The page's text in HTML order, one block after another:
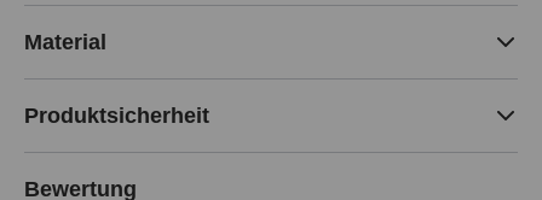
Material
Produktsicherheit
Bewertung